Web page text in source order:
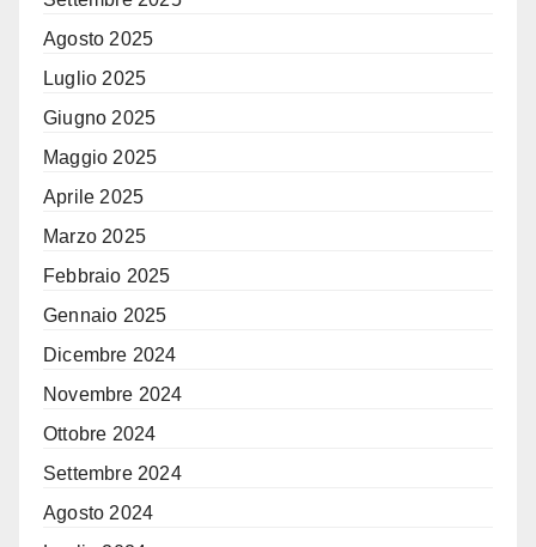
Agosto 2025
Luglio 2025
Giugno 2025
Maggio 2025
Aprile 2025
Marzo 2025
Febbraio 2025
Gennaio 2025
Dicembre 2024
Novembre 2024
Ottobre 2024
Settembre 2024
Agosto 2024